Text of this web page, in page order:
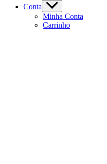
Conta
Minha Conta
Carrinho